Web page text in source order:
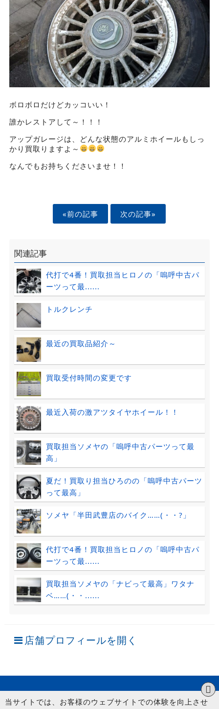
ボロボロだけどカッコいい！
誰かレストアして～！！！
アップガレージは、どんな状態のアルミホイールもしっ
かり買取りますよ～
なんでもお持ちくださいませ！！
«前の記事 次の記事»
関連記事
代打で4番！買取担当ヒロノの「嗚呼中古パ
ーツって最......
トルクレンチ
最近の買取品紹介～
買取受付時間の変更です
最近入荷の激アツタイヤホイール！！
買取担当ソメヤの「嗚呼中古パーツって最
高」
夏だ！買取り担当ひろのの「嗚呼中古パーツ
って最高」
ソメヤ「半田武豊店のバイク……(・・?」
代打で4番！買取担当ヒロノの「嗚呼中古パ
ーツって最......
買取担当ソメヤの「ナビって最高」ワタナ
ベ……(・・......
店舗プロフィールを開く
当サイトでは、お客様のウェブサイトでの体験を向上させ